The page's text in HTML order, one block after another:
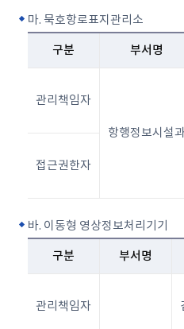
마. 묵호항로표지관리소
구분 부서명
관리책임자
항행정보시설
접근권한자
바. 이동형 영상정보처리기기
구분 부서명
관리책임자